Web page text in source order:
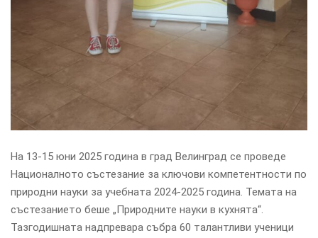
На 13-15 юни 2025 година в град Велинград се проведе
Националното състезание за ключови компетентности по
природни науки за учебната 2024-2025 година. Темата на
състезанието беше „Природните науки в кухнята“.
Тазгодишната надпревара събра 60 талантливи ученици